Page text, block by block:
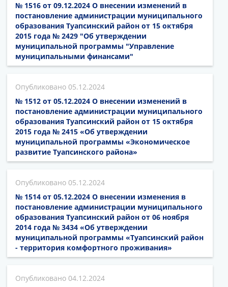
Публичные слушания и общественные обсуждения
Документы
№ 1516 от 09.12.2024 О внесении изменений в
постановление администрации муниципального
образования Туапсинский район от 15 октября
2015 года № 2429 "Об утверждении
муниципальной программы "Управление
муниципальными финансами"
05.12.2024
№ 1512 от 05.12.2024 О внесении изменений в
постановление администрации муниципального
образования Туапсинский район от 15 октября
2015 года № 2415 «Об утверждении
муниципальной программы «Экономическое
развитие Туапсинского района»
05.12.2024
№ 1514 от 05.12.2024 О внесении изменения в
постановление администрации муниципального
образования Туапсинский район от 06 ноября
2014 года № 3434 «Об утверждении
муниципальной программы «Туапсинский район
- территория комфортного проживания»
04.12.2024